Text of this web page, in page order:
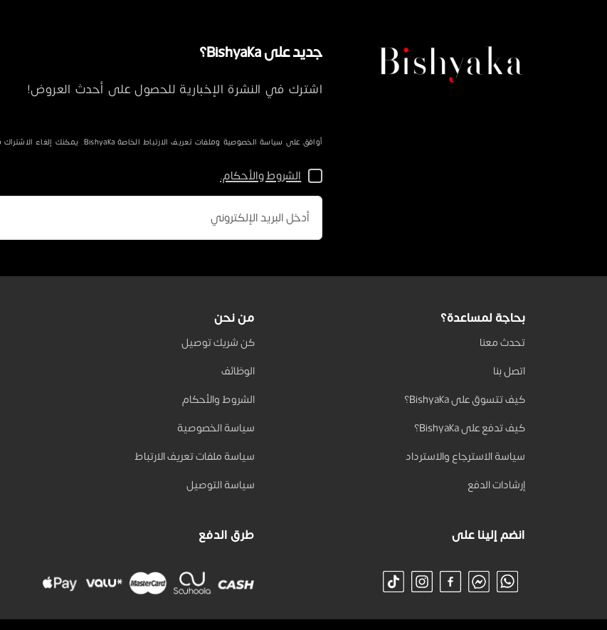
جديد على Bishyaka؟
اشترك في النشرة الإخبارية للحصول على أحدث العروض!
أوافق على سياسة الخصوصية وملفات تعريف الارتباط الخاصة Bishyaka. يمكنك إلغاء الاشتراك في أي وقت.
الشروط والأحكام.
بحاجة لمساعدة؟
تحدث معنا
اتصل بنا
كيف تتسوق على Bishyaka؟
كيف تدفع على Bishyaka؟
سياسة الاسترجاع والاسترداد
إرشادات الدفع
من نحن
كن شريك توصيل
الوظائف
الشروط والأحكام
سياسة الخصوصية
سياسة ملفات تعريف الارتباط
سياسة التوصيل
انضم إلينا على طرق الدفع